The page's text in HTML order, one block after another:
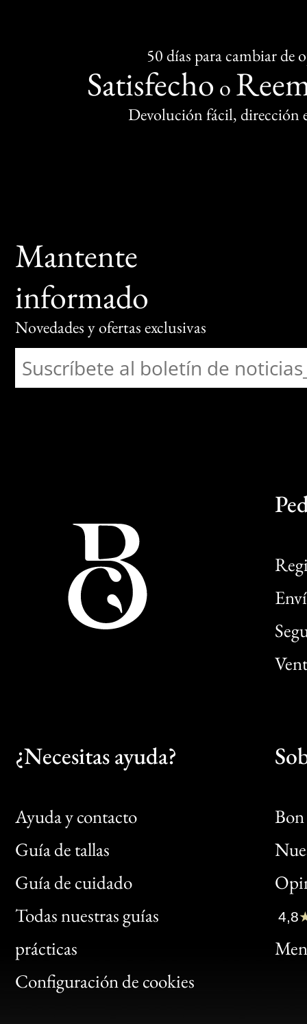
50 días para cambiar de
Satisfecho o
Devolución fácil, dirección
Mantente
informado
Novedades y ofertas exclusivas
¿Necesitas ayuda?
Ayuda y contacto
Guía de tallas
Guía de cuidado
Todas nuestras guías
prácticas
Configuración de cookies
Bon
Clic
Bon
4,8